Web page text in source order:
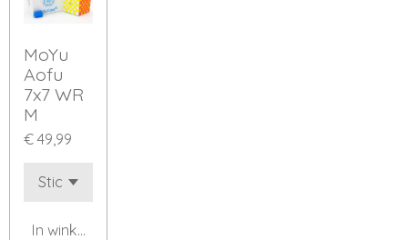
MoYu
Aofu
7x7 WR
M
€ 49,99
In winkelwagen